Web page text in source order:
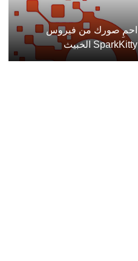
احمِ صورك من فيروس
SparkKitty الخبيث